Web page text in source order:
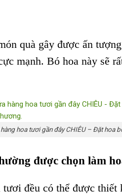
quà gây được ấn
mạnh. Bó hoa này sẽ
hoa tươi gần đây CHIÊU – Đặt hoa
được chọn làm
đều có thể được